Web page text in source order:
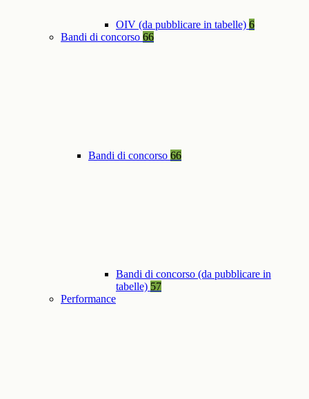
OIV (da pubblicare in tabelle) 6
Bandi di concorso 66
Bandi di concorso 66
Bandi di concorso (da pubblicare in
tabelle) 57
Performance